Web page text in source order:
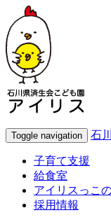
Toggle navigation 石
子育て支援
給食室
アイリスっこ
採用情報